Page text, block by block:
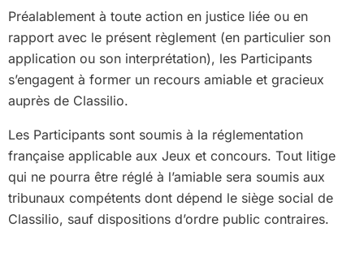
Préalablement à toute action en justice liée ou en
rapport avec le présent règlement (en particulier son
application ou son interprétation), les Participants
s’engagent à former un recours amiable et gracieux
auprès de Classilio.
Les Participants sont soumis à la réglementation
française applicable aux Jeux et concours. Tout litige
qui ne pourra être réglé à l’amiable sera soumis aux
tribunaux compétents dont dépend le siège social de
Classilio, sauf dispositions d’ordre public contraires.